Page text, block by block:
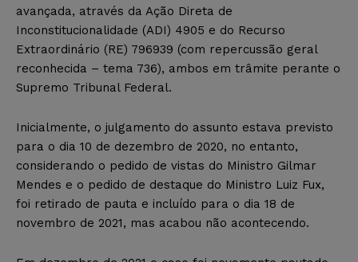
avançada, através da Ação Direta de
Inconstitucionalidade (ADI) 4905 e do Recurso
Extraordinário (RE) 796939 (com repercussão geral
reconhecida – tema 736), ambos em trâmite perante o
Supremo Tribunal Federal.
Inicialmente, o julgamento do assunto estava previsto
para o dia 10 de dezembro de 2020, no entanto,
considerando o pedido de vistas do Ministro Gilmar
Mendes e o pedido de destaque do Ministro Luiz Fux,
foi retirado de pauta e incluído para o dia 18 de
novembro de 2021, mas acabou não acontecendo.